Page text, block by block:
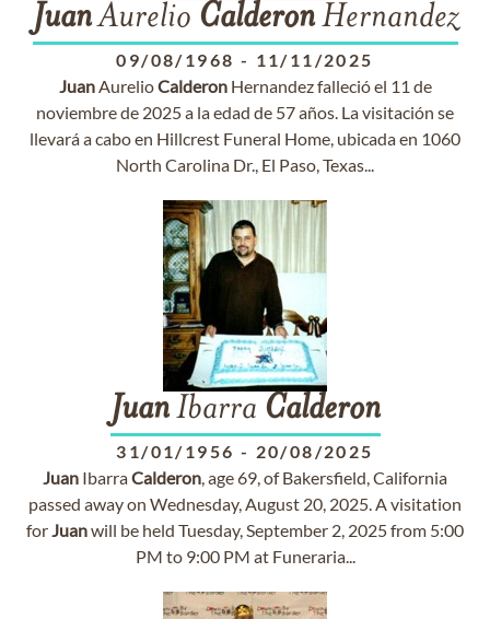
JuanAurelio CalderonHernandez
09/08/1968 - 11/11/2025
JuanAurelioCalderonHernandez falleció el 11 de
noviembre de 2025 a la edad de 57 años. La visitación se
llevará a cabo en Hillcrest Funeral Home, ubicada en 1060
North Carolina Dr., El Paso, Texas...
JuanIbarra Calderon
31/01/1956 - 20/08/2025
Juan IbarraCalderon, age 69, of Bakersfield, California
passed away on Wednesday, August 20, 2025. A visitation
forJuanwill be held Tuesday, September 2, 2025 from 5:00
PM to 9:00 PM at Funeraria...